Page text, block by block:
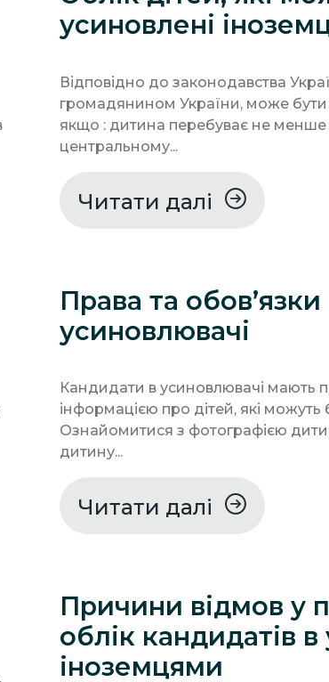
усиновлені
Відповідно до законодавства
громадянином України, може
якщо : дитина перебуває не менше
центральному...
Читати далі
Права та
усиновлювачі
Кандидати в усиновлювачі мають
інформацією про дітей, які можуть
Ознайомитися з фотографією
дитину...
Читати далі
Причини відмов у
облік кандидатів
іноземцями